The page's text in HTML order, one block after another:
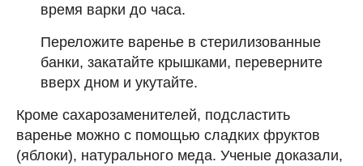
время варки до часа.
Переложите варенье в стерилизованные
банки, закатайте крышками, переверните
вверх дном и укутайте.
Кроме сахарозаменителей, подсластить
варенье можно с помощью сладких фруктов
(яблоки), натурального меда. Ученые доказали,